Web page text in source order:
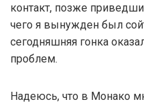
контакт, позже
чего я вынужден был
сегодняшняя гонка
проблем.
Надеюсь, что в Монако